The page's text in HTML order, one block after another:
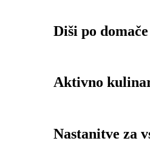
Diši po domače
Aktivno
Nastanitve za